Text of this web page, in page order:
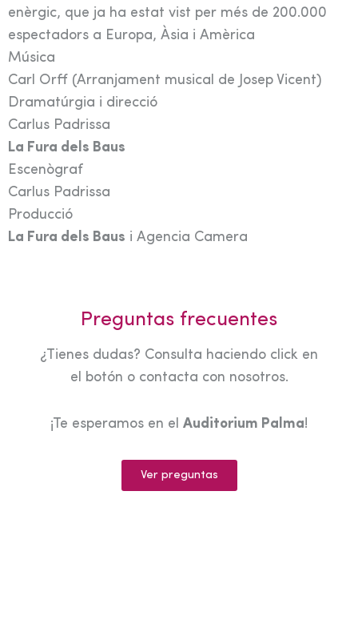
enèrgic, que ja ha estat vist per més de 200.000
espectadors a Europa, Àsia i Amèrica
Música
Carl Orff (Arranjament musical de Josep Vicent)
Dramatúrgia i direcció
Carlus Padrissa
La Fura dels Baus
Escenògraf
Carlus Padrissa
Producció
La Fura dels Baus i Agencia Camera
Preguntas frecuentes
¿Tienes dudas? Consulta haciendo click en
el botón o contacta con nosotros.
¡Te esperamos en el Auditorium Palma!
Ver preguntas